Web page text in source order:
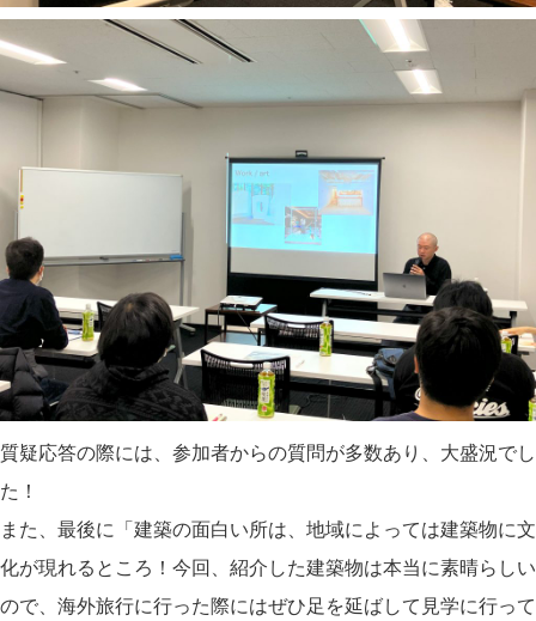
質疑応答の際には、参加者からの質問が多数あり、大盛況でし
た！
また、最後に「建築の面白い所は、地域によっては建築物に文
化が現れるところ！今回、紹介した建築物は本当に素晴らしい
ので、海外旅行に行った際にはぜひ足を延ばして見学に行って